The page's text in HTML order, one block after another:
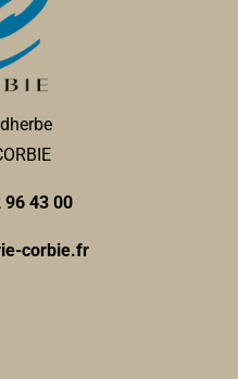
96 43 00
corbie.fr